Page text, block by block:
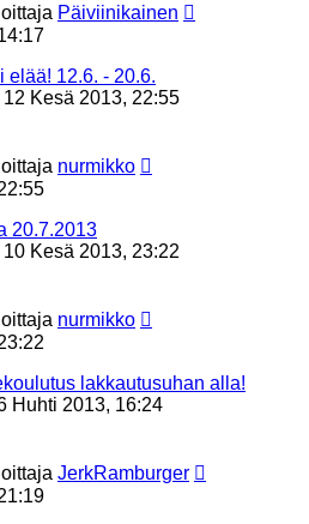
Päiviinikainen
elää! 12.6. - 20.6.
12 Kesä 2013, 22:55
nurmikko
20.7.2013
10 Kesä 2013, 23:22
nurmikko
lakkautusuhan alla!
Huhti 2013, 16:24
JerkRamburger